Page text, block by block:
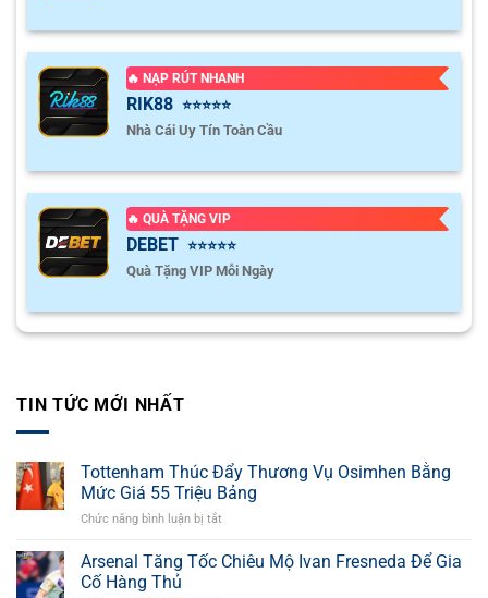
🔥 NẠP RÚT NHANH
RIK88 ⭐⭐⭐⭐⭐
Nhà Cái Uy Tín Toàn Cầu
🔥 QUÀ TẶNG VIP
DEBET ⭐⭐⭐⭐⭐
Quà Tặng VIP Mỗi Ngày
TIN TỨC MỚI NHẤT
Tottenham Thúc Đẩy Thương Vụ Osimhen Bằng
Mức Giá 55 Triệu Bảng
Chức năng bình luận bị tắt
Thúc
Arsenal Tăng Tốc Chiêu Mộ Ivan Fresneda Để Gia
Cố Hàng Thủ